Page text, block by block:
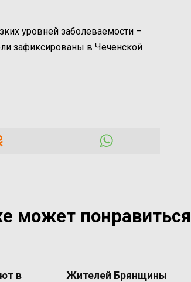
уровней заболеваемости –
зафиксированы в Чеченской
может понравиться
в
Жителей Брянщины